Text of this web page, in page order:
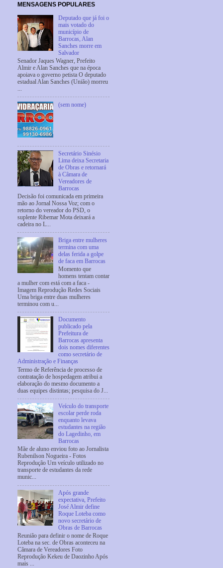
MENSAGENS POPULARES
Deputado que já foi o
mais votado do
município de
Barrocas, Alan
Sanches morre em
Salvador
Senador Jaques Wagner, Prefeito
Almir e Alan Sanches que na época
apoiava o governo petista O deputado
estadual Alan Sanches (União) morreu
...
(sem nome)
Secretário Sinésio
Lima deixa Secretaria
de Obras e retornará
à Câmara de
Vereadores de
Barrocas
Decisão foi comunicada em primeira
mão ao Jornal Nossa Voz; com o
retorno do vereador do PSD, o
suplente Ribemar Mota deixará a
cadeira no L...
Briga entre mulheres
termina com uma
delas ferida a golpe
de faca em Barrocas
Momento que
homens tentam contar
a mulher com está com a faca -
Imagem Reprodução Redes Sociais
Uma briga entre duas mulheres
terminou com u...
Documento
publicado pela
Prefeitura de
Barrocas apresenta
dois nomes diferentes
como secretário de
Administração e Finanças
Termo de Referência de processo de
contratação de hospedagem atribui a
elaboração do mesmo documento a
duas equipes distintas; pesquisa do J...
Veículo do transporte
escolar perde roda
enquanto levava
estudantes na região
do Lagedinho, em
Barrocas
Mãe de aluno enviou foto ao Jornalista
Rubenilson Nogueira - Fotos
Reprodução Um veículo utilizado no
transporte de estudantes da rede
munic...
Após grande
expectativa, Prefeito
José Almir define
Roque Loteba como
novo secretário de
Obras de Barrocas
Reunião para definir o nome de Roque
Loteba na sec. de Obras aconteceu na
Câmara de Vereadores Foto
Reprodução Kekeu de Daozinho Após
mais ...